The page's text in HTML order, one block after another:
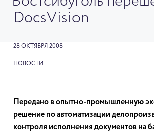
DocsVision
28 ОКТЯБРЯ 2008
НОВОСТИ
Передано в опытно-промышленную
решение по автоматизации
контроля исполнения документов на